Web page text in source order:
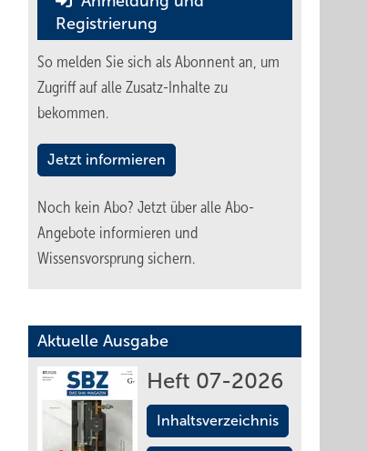
Registrierung
So melden Sie sich als Abonnent an, um
Zugriff auf alle Zusatz-Inhalte zu
bekommen.
Jetzt informieren
Noch kein Abo? Jetzt über alle Abo-
Angebote informieren und
Wissensvorsprung sichern.
Aktuelle Ausgabe
Heft 07-2026
Inhaltsverzeichnis